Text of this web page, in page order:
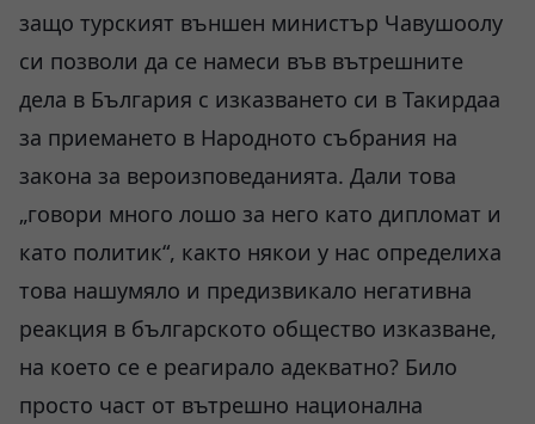
защо турският външен министър Чавушоолу
си позволи да се намеси във вътрешните
дела в България с изказването си в Такирдаа
за приемането в Народното събрания на
закона за вероизповеданията. Дали това
„говори много лошо за него като дипломат и
като политик“, както някои у нас определиха
това нашумяло и предизвикало негативна
реакция в българското общество изказване,
на което се е реагирало адекватно? Било
просто част от вътрешно национална